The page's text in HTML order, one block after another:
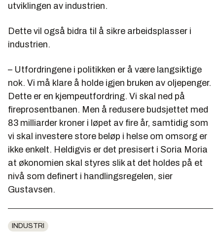
utviklingen av industrien.
Dette vil også bidra til å sikre arbeidsplasser i
industrien.
– Utfordringene i politikken er å være langsiktige
nok. Vi må klare å holde igjen bruken av oljepenger.
Dette er en kjempeutfordring. Vi skal ned på
fireprosentbanen. Men å redusere budsjettet med
83 milliarder kroner i løpet av fire år, samtidig som
vi skal investere store beløp i helse om omsorg er
ikke enkelt. Heldigvis er det presisert i Soria Moria
at økonomien skal styres slik at det holdes på et
nivå som definert i handlingsregelen, sier
Gustavsen.
INDUSTRI